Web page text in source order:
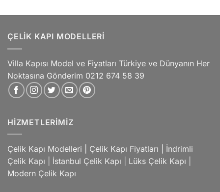
ÇELIK KAPI MODELLERI
Villa Kapısı Model ve Fiyatları Türkiye ve Dünyanın Her
Noktasına Gönderim 0212 674 58 39
HIZMETLERIMIZ
Çelik Kapı Modelleri Çelik Kapı Fiyatları
İndrimli
Çelik Kapı
İstanbul Çelik Kapı Lüks Çelik Kapı
Modern Çelik Kapı